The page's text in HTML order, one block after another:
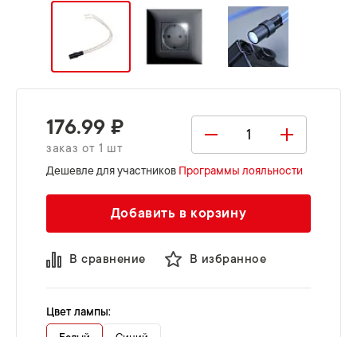
176.99 ₽
заказ от 1 шт
Дешевле для участников Программы лояльности
Добавить в корзину
В сравнение В избранное
Цвет лампы: